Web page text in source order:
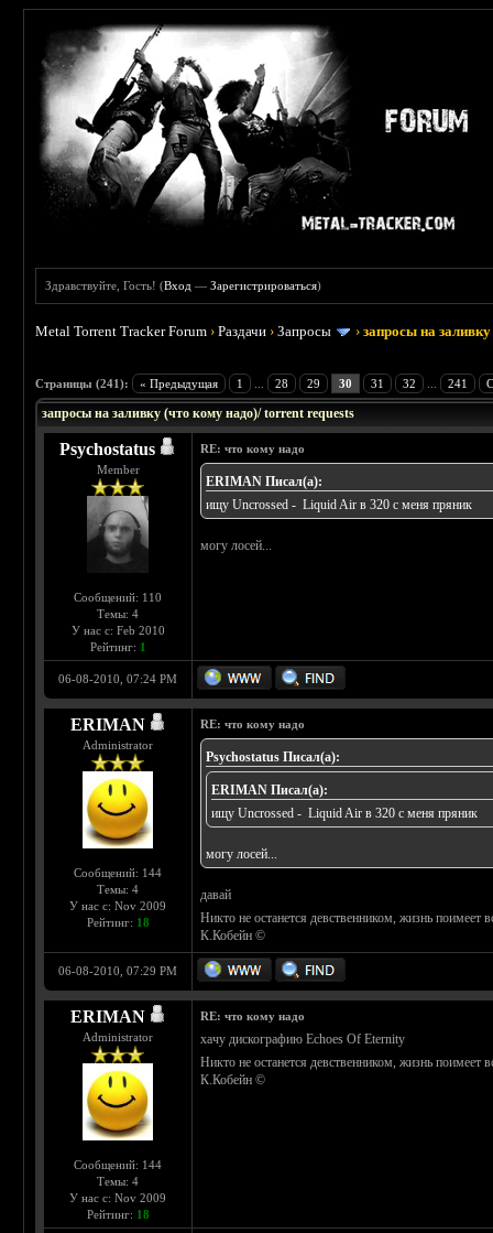
Здравствуйте, Гость! (Вход —Зарегистрироваться)
Metal Torrent Tracker Forum ›Раздачи ›Запросы ›запросы на
Страницы (241): « Предыдущая 1 28 29 30 31 32 241
запросы на заливку (что кому надо)/ torrent requests
Psychostatus
Member
Сообщений: 110
Темы: 4
У нас с: Feb 2010
Рейтинг: 1
RE: что кому надо
ERIMAN Писал(а):
ищу Uncrossed - Liquid Air в 320 с меня пряник
могу лосей...
06-08-2010, 07:24 PM
ERIMAN
Administrator
Сообщений: 144
Темы: 4
У нас с: Nov 2009
Рейтинг: 18
RE: что кому надо
Psychostatus Писал(а):
ERIMAN Писал(а):
ищу Uncrossed - Liquid Air в 320 с меня пряник
могу лосей...
давай
Никто не останется девственником, жизнь поимеет
К.Кобейн ©
06-08-2010, 07:29 PM
ERIMAN
Administrator
Сообщений: 144
Темы: 4
У нас с: Nov 2009
Рейтинг: 18
RE: что кому надо
хачу дискографию Echoes Of Eternity
Никто не останется девственником, жизнь поимеет
К.Кобейн ©